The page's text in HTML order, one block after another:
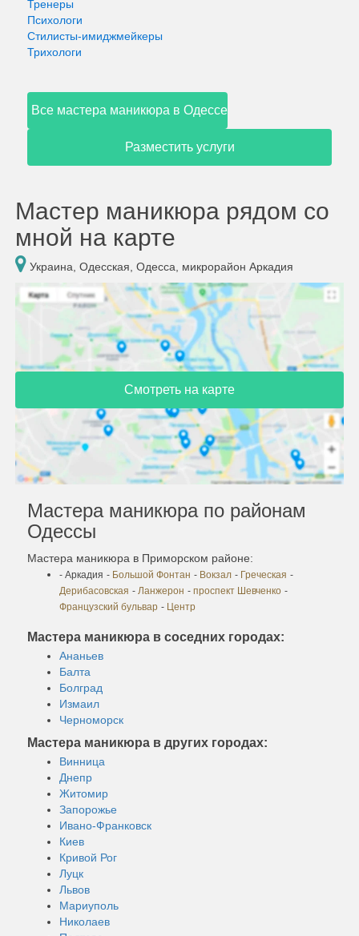
Тренеры
Психологи
Стилисты-имиджмейкеры
Трихологи
Все мастера маникюра в Одессе
Разместить услуги
Мастер маникюра рядом со
мной на карте
Украина, Одесская, Одесса, микрорайон Аркадия
Смотреть на карте
Мастера маникюра по районам
Одессы
Мастера маникюра в Приморском районе:
- Аркадия - Большой Фонтан - Вокзал - Греческая -
Дерибасовская - Ланжерон - проспект Шевченко -
Французский бульвар - Центр
Мастера маникюра в соседних городах:
Ананьев
Балта
Болград
Измаил
Черноморск
Мастера маникюра в других городах:
Винница
Днепр
Житомир
Запорожье
Ивано-Франковск
Киев
Кривой Рог
Луцк
Львов
Мариуполь
Николаев